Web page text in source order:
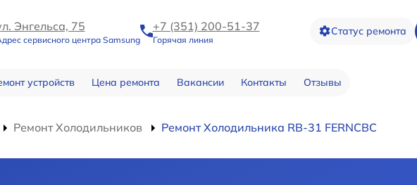
Энгельса, 75
сервисного центра Samsung
+7 (351) 200-51-37
Горячая линия
Статус ремонта
устройств Цена ремонта Вакансии Контакты Отзывы
Ремонт Холодильников Ремонт Холодильника RB-31 FERNCBC